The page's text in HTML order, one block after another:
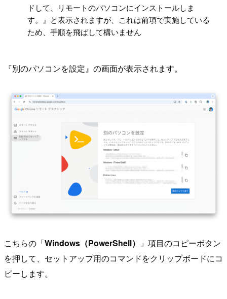
ドして、リモートのパソコンにインストールしま
す。』と表示されますが、これは前項で実施している
ため、手順を飛ばして構いません
『別のパソコンを設定』の画面が表示されます。
こちらの「Windows（PowerShell）
」項目のコピーボタン
を押して、セットアップ用のコマンドをクリップボードにコ
ピーします。